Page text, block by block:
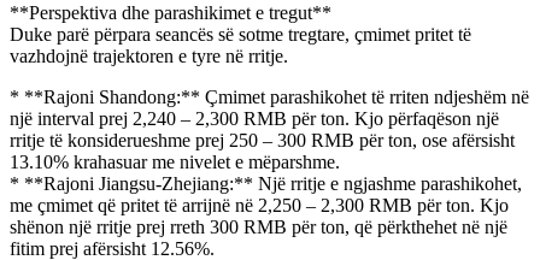
**Perspektiva dhe parashikimet e tregut**
Duke parë përpara seancës së sotme tregtare, çmimet pritet të
vazhdojnë trajektoren e tyre në rritje.
* **Rajoni Shandong:** Çmimet parashikohet të rriten ndjeshëm në
një interval prej 2,240 – 2,300 RMB për ton. Kjo përfaqëson një
rritje të konsiderueshme prej 250 – 300 RMB për ton, ose afërsisht
13.10% krahasuar me nivelet e mëparshme.
* **Rajoni Jiangsu-Zhejiang:** Një rritje e ngjashme parashikohet,
me çmimet që pritet të arrijnë në 2,250 – 2,300 RMB për ton. Kjo
shënon një rritje prej rreth 300 RMB për ton, që përkthehet në një
fitim prej afërsisht 12.56%.